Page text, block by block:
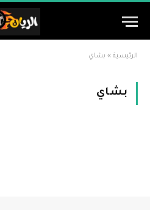
الرئيسية » بشاي
بشاي